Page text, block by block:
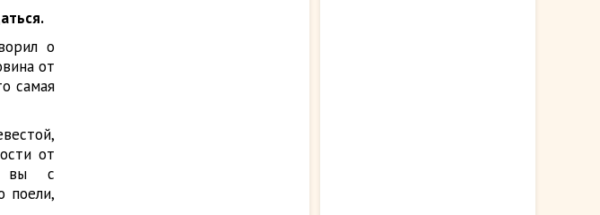
о
от
самая
от
вы с
поели,